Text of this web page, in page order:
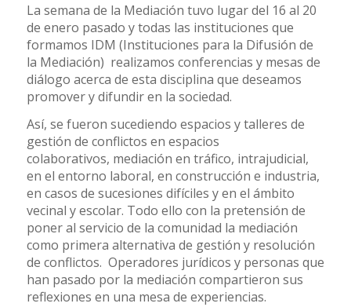
La semana de la Mediación tuvo lugar del 16 al 20
de enero pasado y todas las instituciones que
formamos IDM (Instituciones para la Difusión de
la Mediación) realizamos conferencias y mesas de
diálogo acerca de esta disciplina que deseamos
promover y difundir en la sociedad.
Así, se fueron sucediendo espacios y talleres de
gestión de conflictos en espacios
colaborativos, mediación en tráfico, intrajudicial,
en el entorno laboral, en construcción e industria,
en casos de sucesiones difíciles y en el ámbito
vecinal y escolar. Todo ello con la pretensión de
poner al servicio de la comunidad la mediación
como primera alternativa de gestión y resolución
de conflictos. Operadores jurídicos y personas que
han pasado por la mediación compartieron sus
reflexiones en una mesa de experiencias.